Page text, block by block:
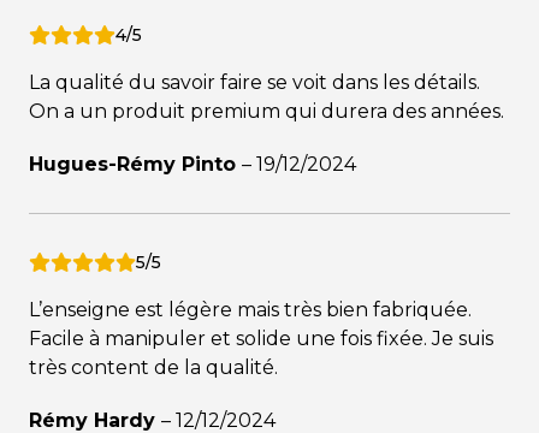
4/5
La qualité du savoir faire se voit dans les détails.
On a un produit premium qui durera des années.
Hugues-Rémy Pinto – 19/12/2024
5/5
L’enseigne est légère mais très bien fabriquée.
Facile à manipuler et solide une fois fixée. Je suis
très content de la qualité.
Rémy Hardy – 12/12/2024